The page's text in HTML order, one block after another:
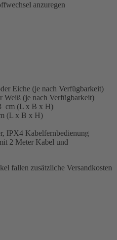
anzuregen
Eiche (je nach Verfügbarkeit)
Weiß (je nach Verfügbarkeit)
cm (L x B x H)
(L x B x H)
IPX4 Kabelfernbedienung
2 Meter Kabel und
fallen zusätzliche Versandkosten